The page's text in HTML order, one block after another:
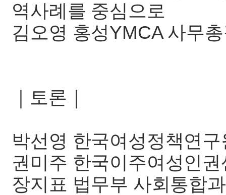
역사례를 중심으로
김오영 홍성YMCA 사무
｜토론｜
박선영 한국여성정책연
권미주 한국이주여성인
장지표 법무부 사회통합